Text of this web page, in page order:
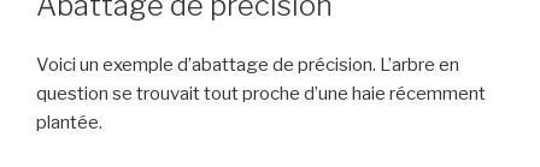
Voici un exemple d’abattage de précision. L’arbre en
question se trouvait tout proche d’une haie récemment
plantée.